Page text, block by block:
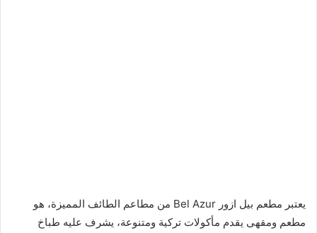
يعتبر مطعم بيل ازور Bel Azur من مطاعم الطائف المميزة، هو
مطعم ومقهى يقدم مأكولات تركية ومتنوعة، يشرف عليه طباخ